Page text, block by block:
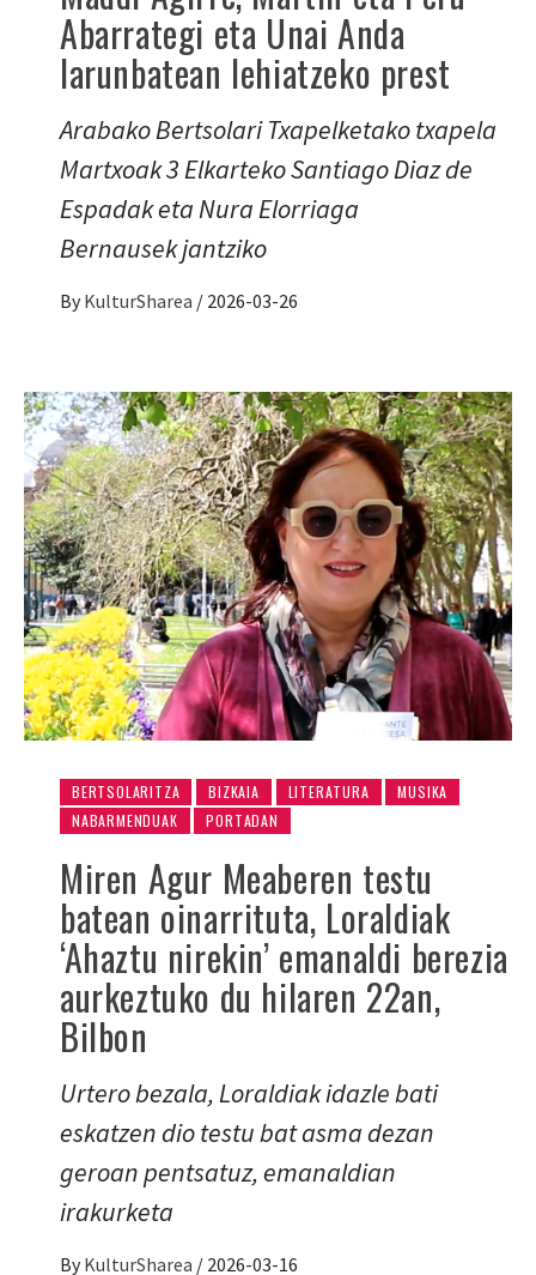
Abarrategi eta Unai Anda
larunbatean lehiatzeko prest
Arabako Bertsolari Txapelketako txapela
Martxoak 3 Elkarteko Santiago Diaz de
Espadak eta Nura Elorriaga
Bernausek jantziko
By KulturSharea / 2026-03-26
BERTSOLARITZA BIZKAIA LITERATURA
MUSIKA
NABARMENDUAK
PORTADAN
Miren Agur Meaberen testu
batean oinarrituta, Loraldiak
‘Ahaztu nirekin’ emanaldi berezia
aurkeztuko du hilaren 22an,
Bilbon
Urtero bezala, Loraldiak idazle bati
eskatzen dio testu bat asma dezan
geroan pentsatuz, emanaldian
irakurketa
By KulturSharea / 2026-03-16